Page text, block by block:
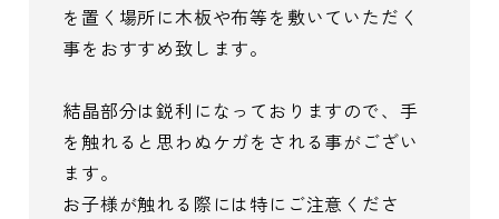
を置く場所に木板や布等を敷いていただく
事をおすすめ致します。
結晶部分は鋭利になっておりますので、手
を触れると思わぬケガをされる事がござい
ます。
お子様が触れる際には特にご注意くださ